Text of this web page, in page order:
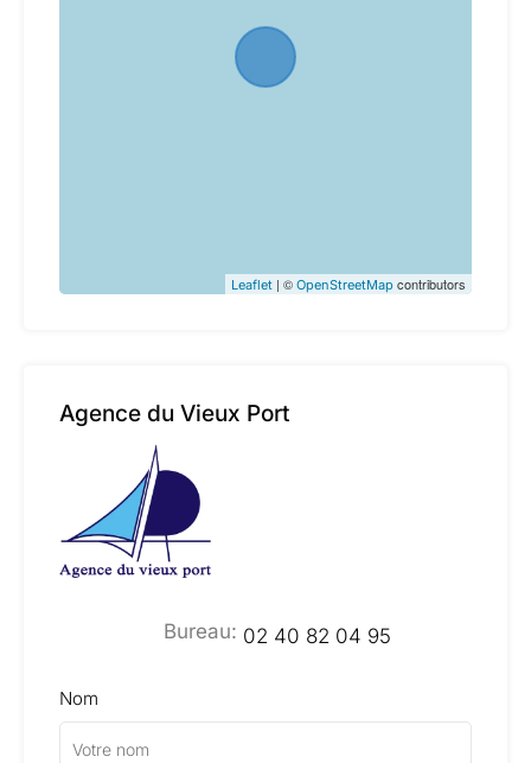
Leaflet | © OpenStreetMap contributors
Agence du Vieux Port
Bureau: 02 40 82 04 95
Nom